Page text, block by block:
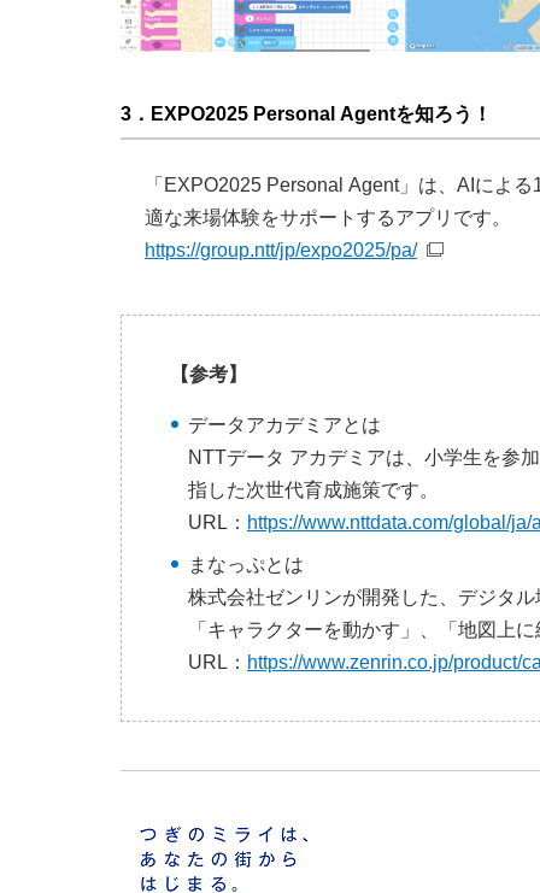
3．EXPO2025 Personal Agentを知ろう！
「EXPO2025 Personal Agent」は、AIによ
適な来場体験をサポートするアプリです。
https://group.ntt/jp/expo2025/pa/
【参考】
データアカデミアとは
NTTデータ アカデミアは、小学生を参
指した次世代育成施策です。
URL： https://www.nttdata.com/global/
まなっぷとは
株式会社ゼンリンが開発した、デジタ
「キャラクターを動かす」、「地図上
URL： https://www.zenrin.co.jp/product/